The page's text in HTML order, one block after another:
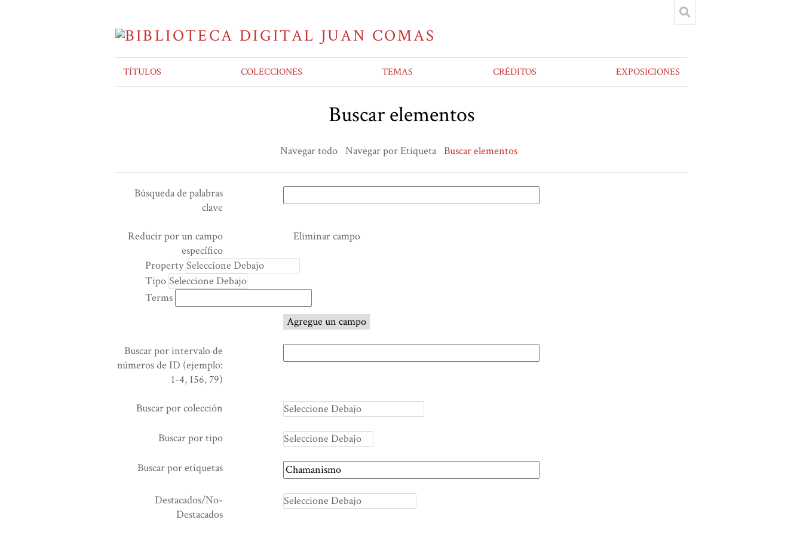
TÍTULOS COLECCIONES TEMAS CRÉDITOS EXPOSICIONES
Buscar elementos
Navegar todo Navegar por Etiqueta Buscar elementos
Búsqueda de palabras
clave
campo
específico":
Reducir por un campo
específico
Search Property
Tipo de búsqueda
Términos de búsqueda
Ensamblador de Búsqueda Eliminar campo
Property
Tipo
Terms
Agregue un campo
Buscar por intervalo de
números de ID (ejemplo:
1-4, 156, 79)
Buscar por colección
Buscar por tipo
Buscar por etiquetas
Destacados/No-
Destacados